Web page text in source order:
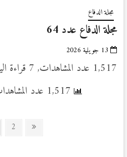
مجلة الدفاع
مجلة الدفاع عدد 64
13 جويلية 2026
1,517 عدد المشاهدات, 7 قراءة اليوم
Page
2
Next